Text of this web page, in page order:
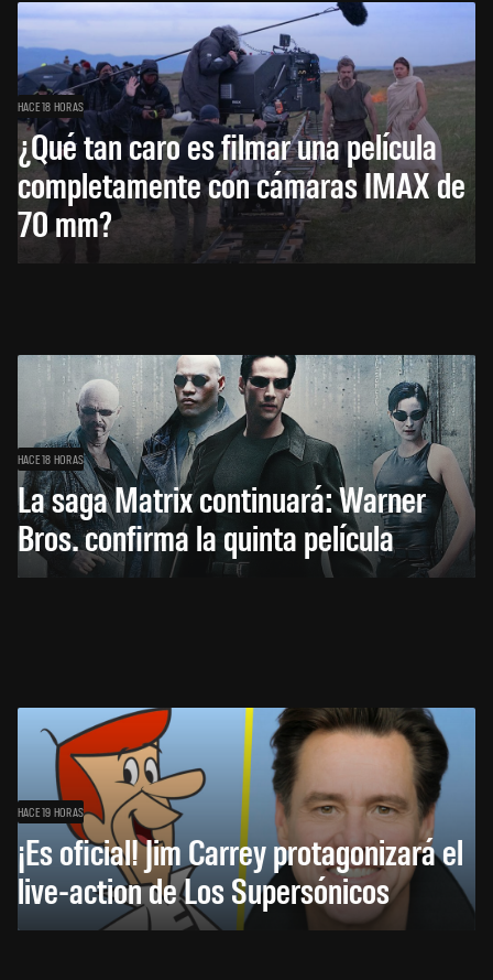
HACE 18 HORAS
¿Qué tan caro es filmar una película
completamente con cámaras IMAX de
70 mm?
HACE 18 HORAS
La saga Matrix continuará: Warner
Bros. confirma la quinta película
HACE 19 HORAS
¡Es oficial! Jim Carrey protagonizará el
live-action de Los Supersónicos